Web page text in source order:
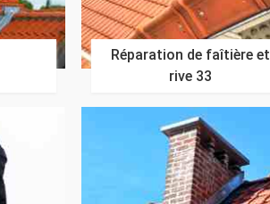
Réparation de faîtière et
rive 33